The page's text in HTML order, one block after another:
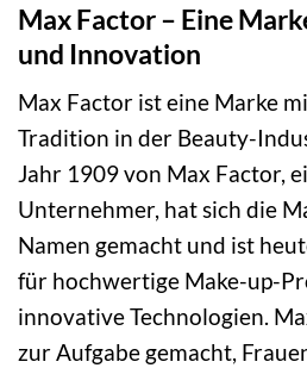
Max Factor – Eine
und Innovation
Max Factor ist eine Marke
Tradition in der Beauty-
Jahr 1909 von Max Factor,
Unternehmer, hat sich die
Namen gemacht und ist
für hochwertige Make-up-
innovative Technologien.
zur Aufgabe gemacht,